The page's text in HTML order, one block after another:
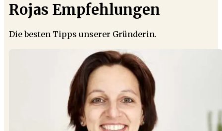
Rojas Empfehlungen
Die besten Tipps unserer Gründerin.